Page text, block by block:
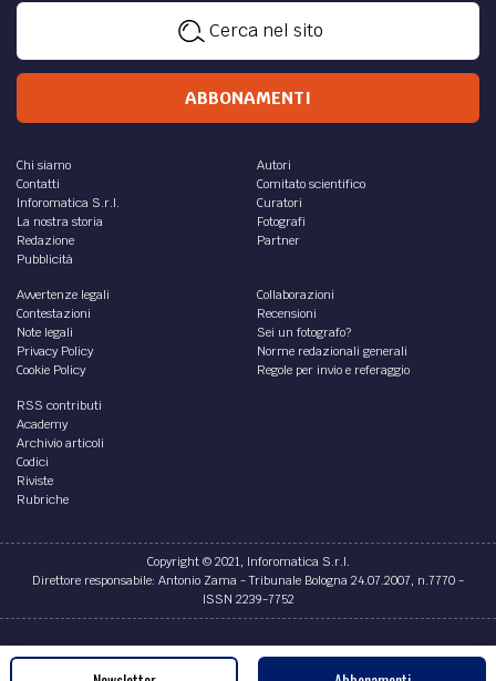
Cerca nel sito
ABBONAMENTI
Chi siamo
Contatti
Inforomatica S.r.l.
La nostra storia
Redazione
Pubblicità
Autori
Comitato scientifico
Curatori
Fotografi
Partner
Avvertenze legali
Contestazioni
Note legali
Privacy Policy
Cookie Policy
Collaborazioni
Recensioni
Sei un fotografo?
Norme redazionali generali
Regole per invio e referaggio
RSS contributi
Academy
Archivio articoli
Codici
Riviste
Rubriche
Copyright © 2021, Inforomatica S.r.l.
Direttore responsabile: Antonio Zama - Tribunale Bologna 24.07.2007, n.7770 -
ISSN 2239-7752
Credits